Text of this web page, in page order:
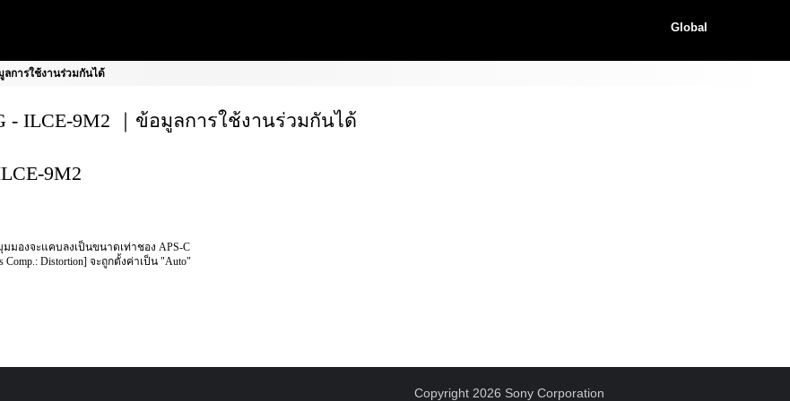
Global
ลการใช้งานร่วมกันได้
- ILCE-9M2 ｜ข้อมูลการใช้งานร่วมกันได้
9M2
มองจะแคบลงเป็นขนาดเท่าชอง APS-C
Comp.: Distortion] จะถูกตั้งค่าเป็น "Auto"
Copyright 2026 Sony Corporation